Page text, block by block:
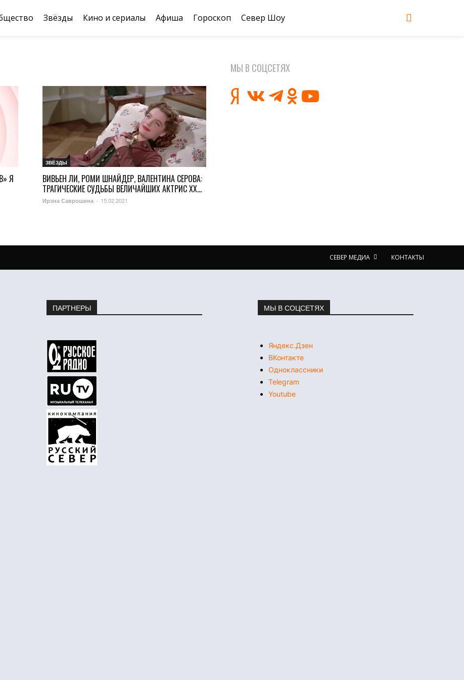
Звёзды Кино и сериалы Афиша Гороскоп Север Шоу
Я
ЗВЁЗДЫ
ВИВЬЕН ЛИ, РОМИ ШНАЙДЕР, ВАЛЕНТИНА СЕРОВА:
ТРАГИЧЕСКИЕ СУДЬБЫ ВЕЛИЧАЙШИХ АКТРИС XX...
Ирэна Саврошина - 15.02.2021
МЫ В СОЦСЕТЯХ
СЕВЕР МЕДИА КОНТАКТЫ
ПАРТНЕРЫ МЫ В СОЦСЕТЯХ
Яндекс.Дзен
ВКонтакте
Одноклассники
Telegram
Youtube